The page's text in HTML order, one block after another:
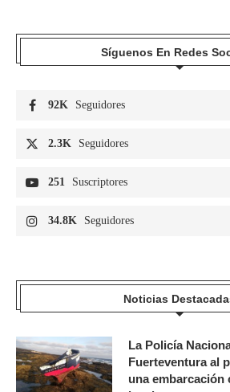
Síguenos En Redes
92K Seguidores
2.3K Seguidores
251 Suscriptores
34.8K Seguidores
Noticias
La Policía
Fuerteventura al
una embarcación